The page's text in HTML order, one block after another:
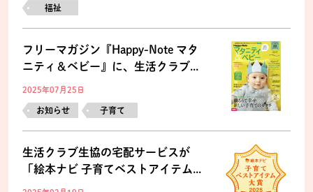
福祉
フリーマガジン『Happy-Note マタ
ニティ＆ベビー』に、生活クラブ...
2025年07月25日
お知らせ 子育て
生活クラブ生協の宅配サービスが
「絵本ナビ 子育てベストアイテム...